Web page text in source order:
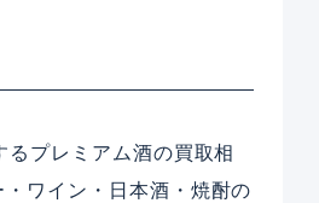
るプレミアム酒の買取相
ワイン・日本酒・焼酎の